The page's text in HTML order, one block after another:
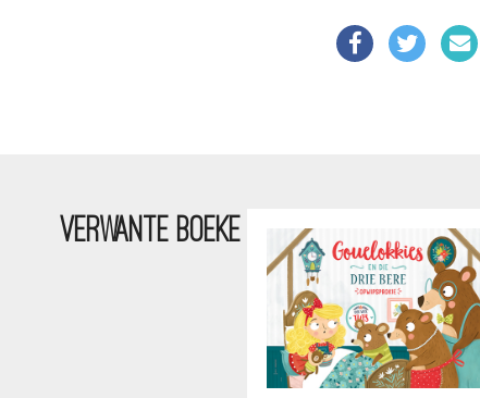
VERWANTE BOEKE